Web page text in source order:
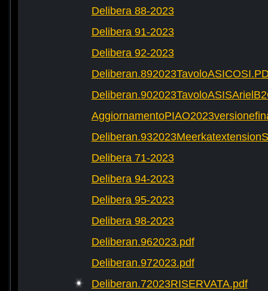
Delibera 88-2023
Delibera 91-2023
Delibera 92-2023
Delibera 71-2023
Delibera 94-2023
Delibera 95-2023
Delibera 98-2023
Deliberan.962023.pdf
Deliberan.972023.pdf
Deliberan.72023RISERVATA.pdf